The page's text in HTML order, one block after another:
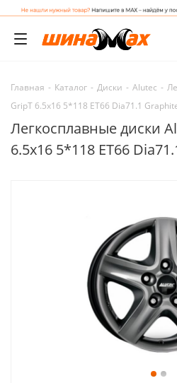
Главная - Каталог - Диски - Alutec -
GripT 6.5x16 5*118 ET66 Dia71.1
Легкосплавные диски
6.5x16 5*118 ET66